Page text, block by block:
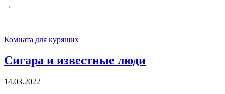
→
Комната для курящих
Сигара и известные люди
14.03.2022